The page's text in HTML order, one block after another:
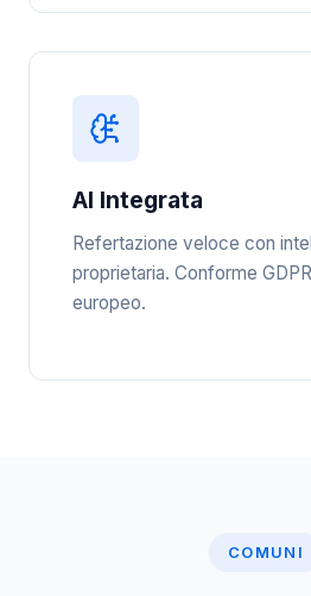
AI Integrata
Refertazione veloce con
proprietaria. Conforme
europeo.
COMUNI